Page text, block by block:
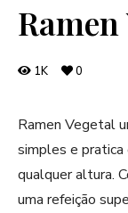
Ramen
1K 0
Ramen Vegetal
simples e
qualquer altura.
uma refeição